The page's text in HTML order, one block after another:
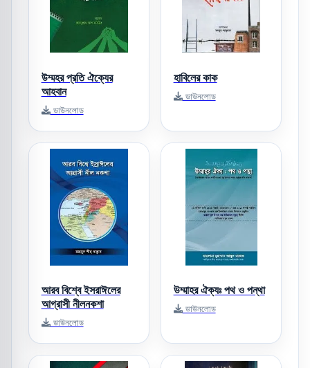
উম্মহর প্রতি ঐক্যের
আহবান
ডাউনলোড
হাবিলের কাক
ডাউনলোড
আরব বিশ্বে ইসরাঈলের
আগ্রাসী নীলনকশা
ডাউনলোড
উম্মাহর ঐক্যঃ পথ ও পন্থা
ডাউনলোড